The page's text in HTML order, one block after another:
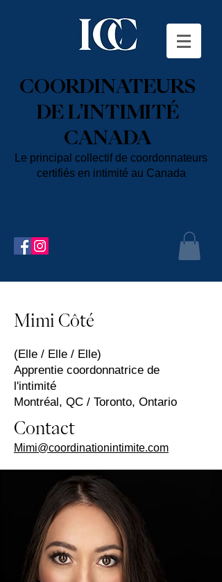
COORDINATEURS
DE L'INTIMITÉ
CANADA
Le principal collectif de coordonnateurs
certifiés en intimité au Canada
Mimi Côté
(Elle / Elle / Elle)
Apprentie coordonnatrice de
l'intimité
Montréal, QC / Toronto, Ontario
Contact
Mimi@coordinationintimite.com